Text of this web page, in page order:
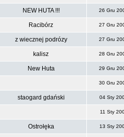
NEW HUTA !!! 26 Gru
Racibórz 27 Gru
z wiecznej podrózy 27 Gru
kalisz 28 Gru
New Huta 29 Gru
30 Gru
staogard gdański 04 Sty
11 Sty
Ostrołęka 13 Sty